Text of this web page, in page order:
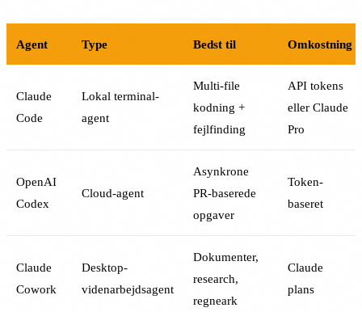
Agent Type Bedst til Omkostning
Claude
Code
Lokal terminal-
agent
Multi-file
kodning +
fejlfinding
API tokens
eller Claude
Pro
OpenAI
Codex
Cloud-agent
Asynkrone
PR-baserede
opgaver
Token-
baseret
Claude
Cowork
Desktop-
videnarbejdsagent
Dokumenter,
research,
regneark
Claude
plans